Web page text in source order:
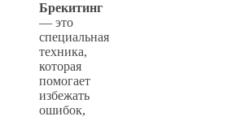
Брекитинг
— это
специальная
техника,
которая
помогает
избежать
ошибок,